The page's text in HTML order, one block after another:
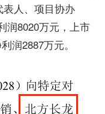
人、项目协办
润8020万元，上市
润2887万元。